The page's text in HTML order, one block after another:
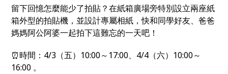
留下回憶怎麼能少了拍貼？在紙箱廣場旁特別設立兩座紙
箱外型的拍貼機，並設計專屬相紙，快和同學好友、爸爸
媽媽阿公阿婆一起拍下這難忘的一天吧！
⏰時間：4/3（五）10:00～17:00、4/4（六）10:00～
16:00 。